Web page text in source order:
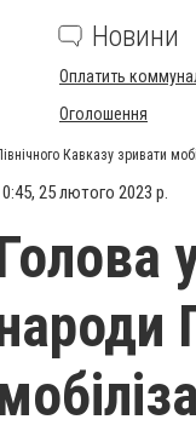
Новини
Оплатить
Оголошення
Кавказу зривати
25 лютого 2023 р.